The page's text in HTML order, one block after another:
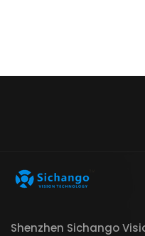
Shenzhen Sichango